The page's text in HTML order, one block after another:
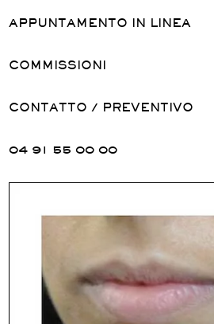
APPUNTAMENTO IN LINEA
COMMISSIONI
CONTATTO / PREVENTIVO
04 91 55 00 00